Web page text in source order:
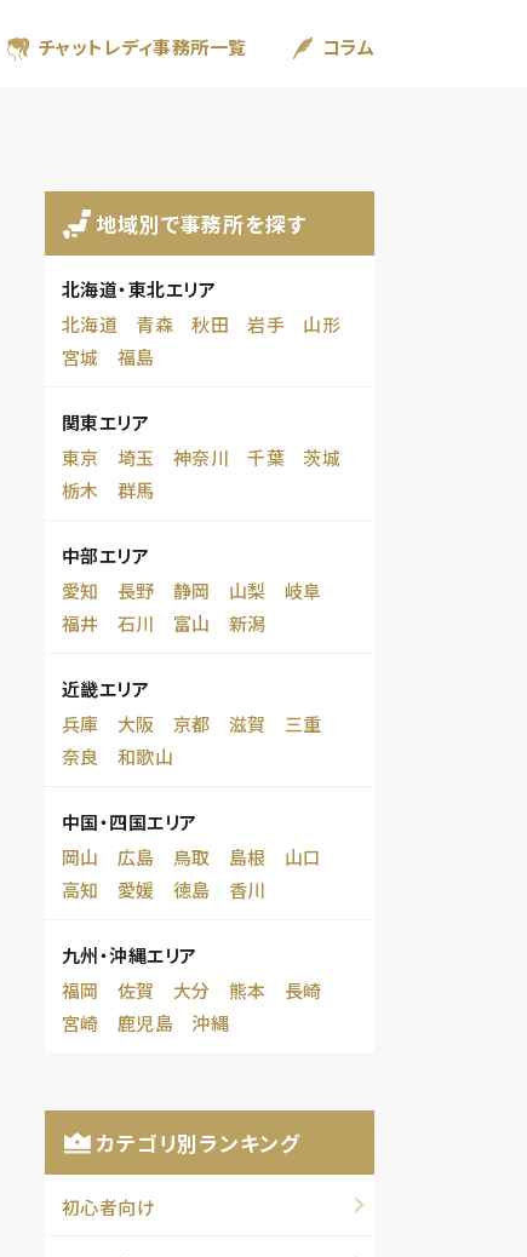
チャットレディ事務所一覧 コラム
地域別で事務所を探す
北海道・東北エリア
北海道
青森 秋田 岩手
山形
宮城
福島
関東エリア
東京
埼玉 神奈川 千葉
茨城
栃木
群馬
中部エリア
愛知
長野 静岡 山梨
岐阜
福井
石川 富山 新潟
近畿エリア
兵庫
大阪 京都 滋賀
三重
奈良
和歌山
中国・四国エリア
岡山
広島 鳥取 島根
山口
高知
愛媛 徳島 香川
九州・沖縄エリア
福岡
佐賀 大分 熊本
長崎
宮崎
鹿児島 沖縄
カテゴリ別ランキング
初心者向け